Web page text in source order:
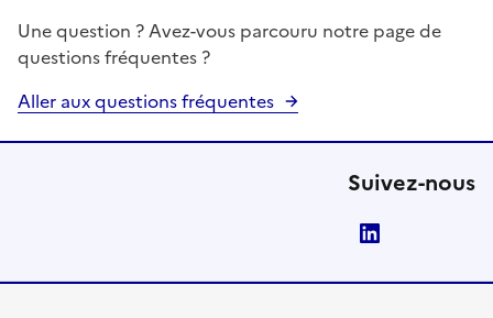
Une question ? Avez-vous parcouru notre page de
questions fréquentes ?
Aller aux questions fréquentes
Suivez-nous